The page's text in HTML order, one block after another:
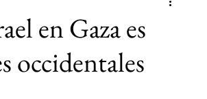
Quiénes somos
Mujeres resistiendo a la guerra
en Gaza es
occidentales